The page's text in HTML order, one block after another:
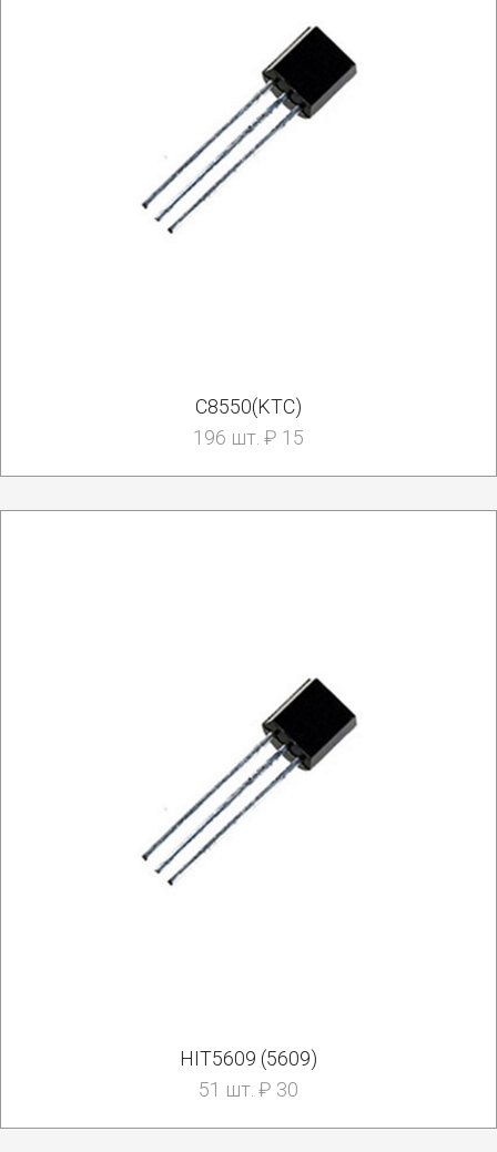
C8550(KTC)
196 шт. ₽ 15
HIT5609 (5609)
51 шт. ₽ 30